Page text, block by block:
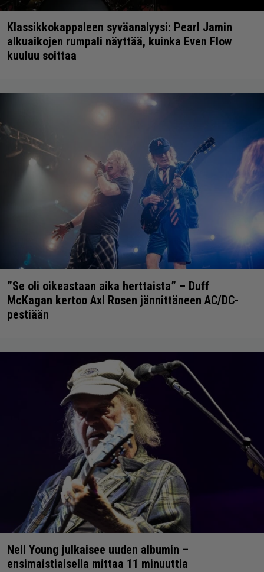
Klassikkokappaleen syväanalyysi: Pearl Jamin
alkuaikojen rumpali näyttää, kuinka Even Flow
kuuluu soittaa
”Se oli oikeastaan aika herttaista” – Duff
McKagan kertoo Axl Rosen jännittäneen AC/DC-
pestiään
Neil Young julkaisee uuden albumin –
ensimaistiaisella mittaa 11 minuuttia